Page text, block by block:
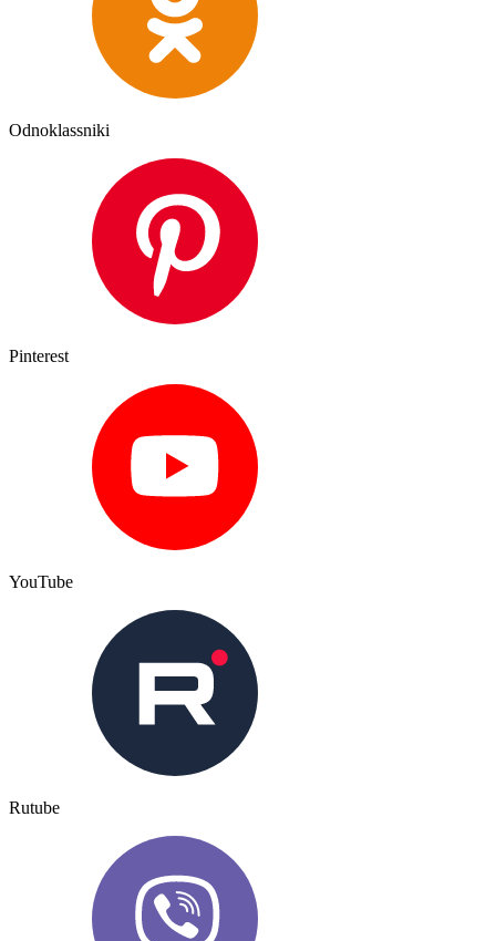
Odnoklassniki
Pinterest
YouTube
Rutube